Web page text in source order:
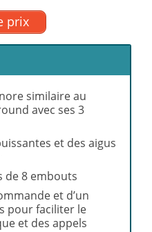
prix
similaire au
avec ses 3
et des aigus
de 8 embouts
et d’un
pour faciliter le
et des appels